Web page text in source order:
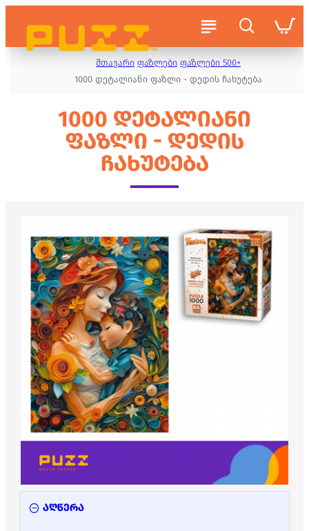
მთავარი ფაზლები ფაზლები 500+
1000 დეტალიანი ფაზლი - დედის ჩახუტება
1000 ᲓᲔᲢᲐᲚᲘᲐᲜᲘ
ᲤᲐᲖᲚᲘ - ᲓᲔᲓᲘᲡ
ᲩᲐᲮᲣᲢᲔᲑᲐ
აღწერა